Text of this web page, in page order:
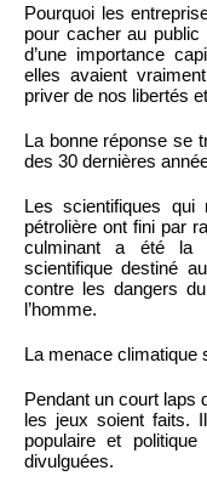
Pourquoi les
pour cacher au
d’une importance
elles avaient
priver de nos libertés
La bonne réponse se
des 30 dernières
Les scientifiques qui
pétrolière ont fini par
culminant a été la
scientifique destiné
contre les dangers
l’homme.
La menace climatique
Pendant un court laps
les jeux soient faits.
populaire et
divulguées.